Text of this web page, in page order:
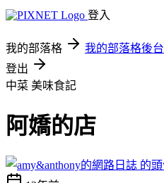
登入
我的部落格 我的部落格後台
登出
中菜 美味食記
阿嬌的店